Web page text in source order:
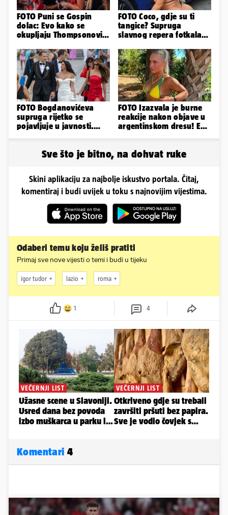
FOTO Puni se Gospin
dolac: Evo kako se
okupljaju Thompsonovi
FOTO Coco, gdje su ti
tangice? Supruga
slavnog repera fotkala
sve
FOTO Bogdanovićeva
supruga rijetko se
pojavljuje u javnosti.
FOTO Izazvala je burne
reakcije nakon objave u
argentinskom dresu! Evo
Sve što je bitno, na dohvat ruke
Skini aplikaciju za najbolje iskustvo portala. Čitaj,
komentiraj i budi uvijek u toku s najnovijim vijestima.
Odaberi temu koju želiš pratiti
Primaj sve nove vijesti o temi i budi u tijeku
igor tudor lazio roma
1 4
Komentari 4